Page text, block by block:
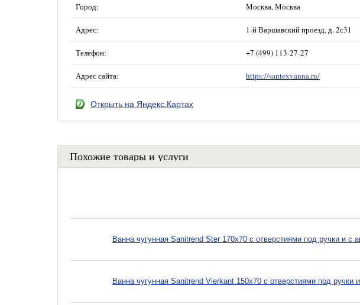
Город: Москва, Москва
Адрес: 1-й Варшавский проезд, д. 2с31
Телефон: +7 (499) 113-27-27
Адрес сайта: https://santexvanna.ru/
Открыть на Яндекс.Картах
Похожие товары и услуги
Ванна чугунная Sanitrend Ster 170х70 с отверстиями под ручки и с
Ванна чугунная Sanitrend Vierkant 150х70 с отверстиями под ручки